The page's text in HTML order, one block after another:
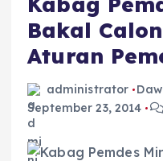
Bakal
Aturan
administrator
September 23, 2014